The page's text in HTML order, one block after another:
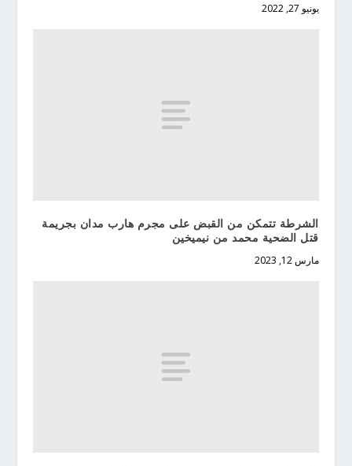
يونيو 27, 2022
الشرطة تتمكن من القبض على مجرم هارب مدان بجريمة
قتل الضحية محمد من نيميخين
مارس 12, 2023